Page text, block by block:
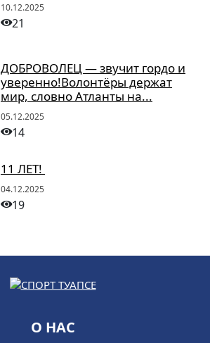
10.12.2025
21
ДОБРОВОЛЕЦ — звучит гордо и
уверенно!Волонтёры держат
мир, словно Атланты на...
05.12.2025
14
11 ЛЕТ!
04.12.2025
19
О НАС